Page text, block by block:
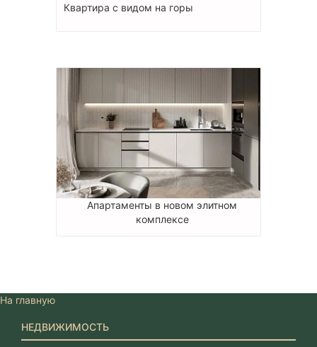
Квартира с видом на горы
Апартаменты в новом элитном
комплексе
На главную
НЕДВИЖИМОСТЬ